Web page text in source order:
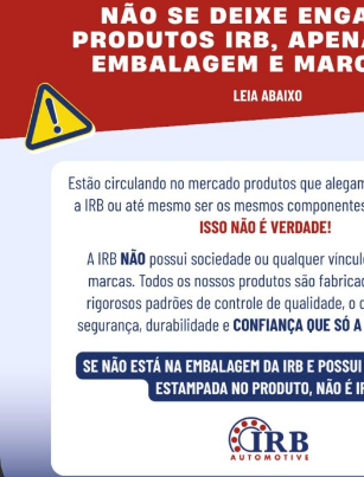
con una amplia gama de
calidad y disponibilidad.